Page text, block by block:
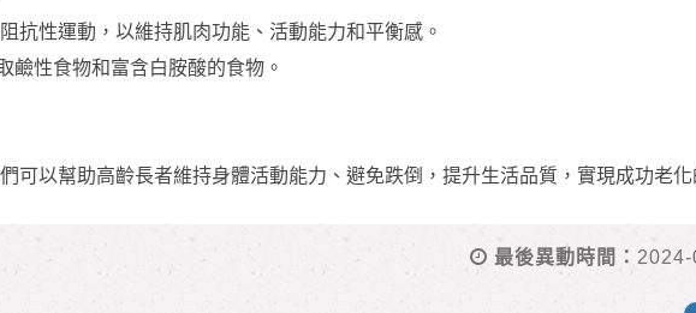
抗性運動，以維持肌肉功能、活動能力和平衡感。
鹼性食物和富含白胺酸的食物。
可以幫助高齡長者維持身體活動能力、避免跌倒，提升生活品質，實現成功老化
最後異動時間：